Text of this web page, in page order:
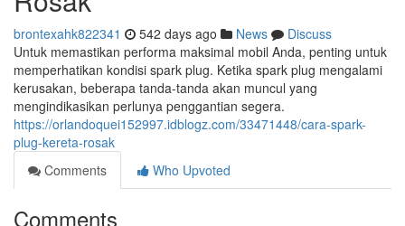
brontexahk822341 542 days ago News
Discuss
Untuk memastikan performa maksimal mobil Anda, penting untuk
memperhatikan kondisi spark plug. Ketika spark plug mengalami
kerusakan, beberapa tanda-tanda akan muncul yang
mengindikasikan perlunya penggantian segera.
https://orlandoquei152997.idblogz.com/33471448/cara-spark-
plug-kereta-rosak
Comments
Who Upvoted
Comments